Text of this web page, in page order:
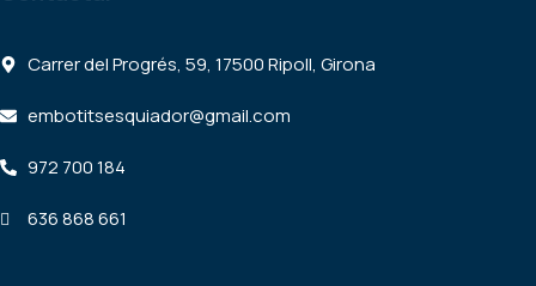
Carrer del Progrés, 59, 17500 Ripoll, Girona
embotitsesquiador@gmail.com
972 700 184
636 868 661